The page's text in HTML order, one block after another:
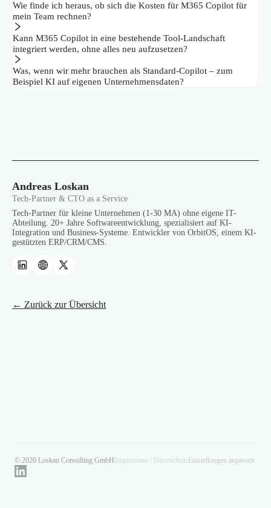
Wie finde ich heraus, ob sich die Kosten für M365 Copilot für
mein Team rechnen?
Kann M365 Copilot in eine bestehende Tool-Landschaft
integriert werden, ohne alles neu aufzusetzen?
Was, wenn wir mehr brauchen als Standard-Copilot – zum
Beispiel KI auf eigenen Unternehmensdaten?
Andreas Loskan
Tech-Partner & CTO as a Service
Tech-Partner für kleine Unternehmen (1-30 MA) ohne eigene IT-
Abteilung. 20+ Jahre Softwareentwicklung, spezialisiert auf KI-
Integration und Business-Systeme. Entwickler von OrbitOS, einem KI-
gestützten ERP/CRM/CMS.
← Zurück zur Übersicht
© 2026 Loskan Consulting GmbH Impressum / Datenschutz Einstellungen anpassen